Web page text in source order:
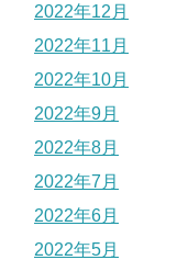
2022年12月
2022年11月
2022年10月
2022年9月
2022年8月
2022年7月
2022年6月
2022年5月